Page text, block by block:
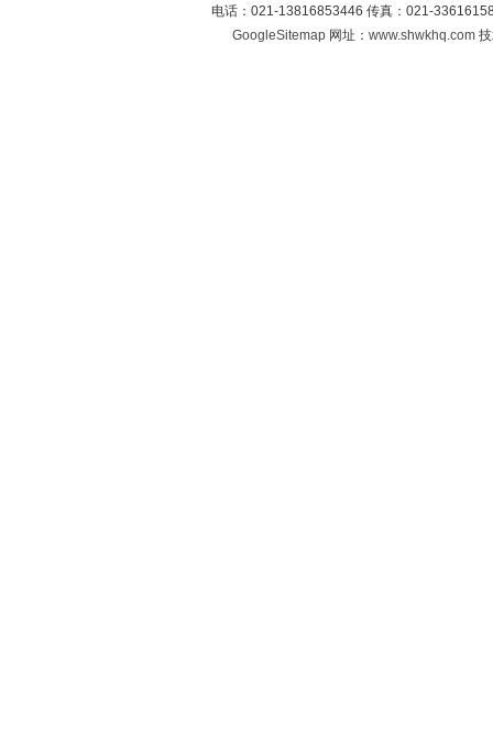
电话：021-13816853446 传真：021-
GoogleSitemap 网址：www.shwkhq.com